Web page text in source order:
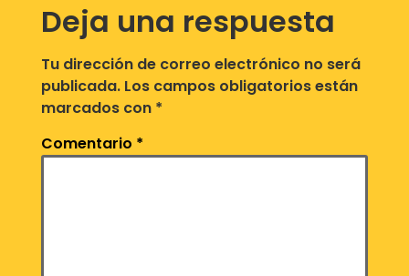
Deja una respuesta
Tu dirección de correo electrónico no será
publicada. Los campos obligatorios están
marcados con *
Comentario *